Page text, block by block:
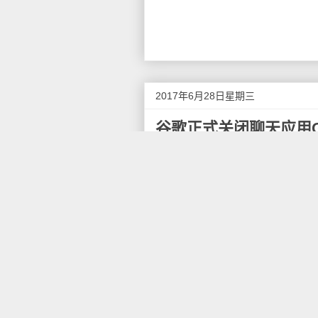
2017年6月28日星期三
谷歌正式关闭聊天应用